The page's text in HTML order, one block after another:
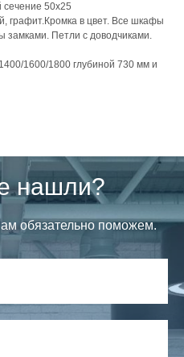
50х25
графит.Кромка в цвет. Все шкафы
Петли с доводчиками.
1600/1800 глубиной 730 мм и
нашли?
обязательно поможем.